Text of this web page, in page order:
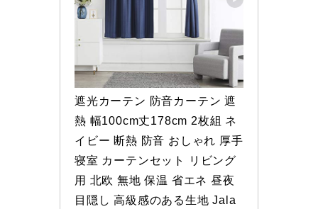
遮光カーテン 防音カーテン 遮
熱 幅100cm丈178cm 2枚組 ネ
イビー 断熱 防音 おしゃれ 厚手
寝室 カーテンセット リビング
用 北欧 無地 保温 省エネ 昼夜
目隠し 高級感のある生地 Jala